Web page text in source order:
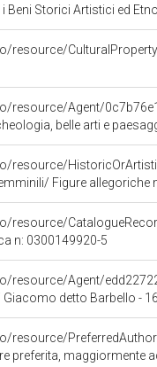
Beni Storici Artistici ed
resource/
resource/Agent/
belle arti e
resource/
Figure allegoriche
resource/
n: 0300149920-5
resource/Agent/
detto Barbello -
resource/
preferita, maggiormente